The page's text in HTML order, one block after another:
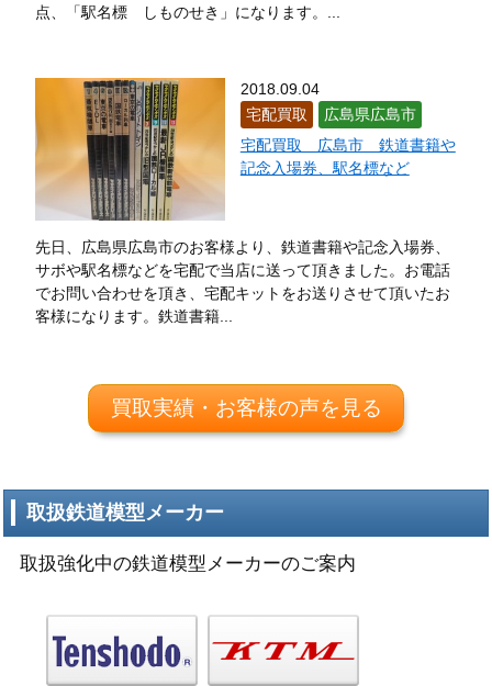
点、「駅名標 しものせき」になります。...
2018.09.04
宅配買取
広島県広島市
宅配買取 広島市 鉄道書籍や
記念入場券、駅名標など
先日、広島県広島市のお客様より、鉄道書籍や記念入場券、
サボや駅名標などを宅配で当店に送って頂きました。お電話
でお問い合わせを頂き、宅配キットをお送りさせて頂いたお
客様になります。鉄道書籍...
買取実績・お客様の声を見る
取扱鉄道模型メーカー
取扱強化中の鉄道模型メーカーのご案内